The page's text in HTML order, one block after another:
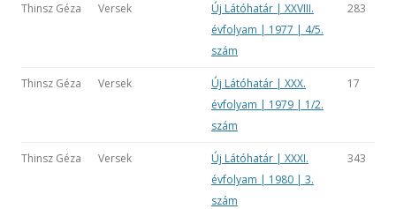
Thinsz Géza Versek
Új Látóhatár | XXVIII.
évfolyam | 1977 | 4/5.
szám
283
Thinsz Géza Versek
Új Látóhatár | XXX.
évfolyam | 1979 | 1/2.
szám
17
Thinsz Géza Versek
Új Látóhatár | XXXI.
évfolyam | 1980 | 3.
szám
343